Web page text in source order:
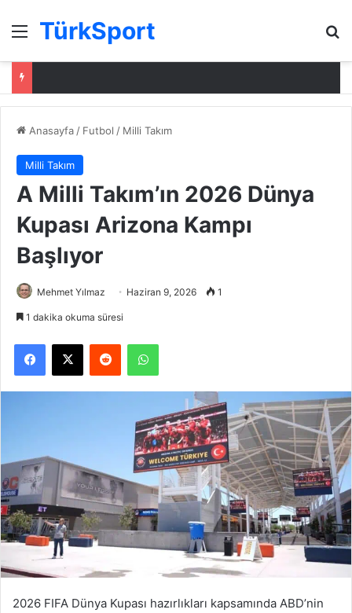
Menü
TürkSport
Anasayfa / Futbol / Milli Takım
Milli Takım
A Milli Takım’ın 2026 Dünya
Kupası Arizona Kampı
Başlıyor
Mehmet Yılmaz Haziran 9, 2026 1
1 dakika okuma süresi
Facebook
X Reddit WhatsApp
2026 FIFA Dünya Kupası hazırlıkları kapsamında ABD’nin